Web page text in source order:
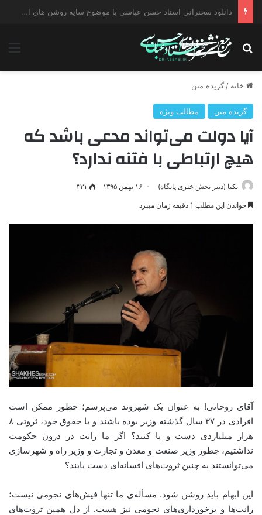
دانلود سخنرانی استاد حسن عباسی با موضوع چهار انتخاب ۱۴۰۰
جستجو برای
خانه / گزیده متن
گزیده متن مطالب ویژه
آیا دولت می‌تواند مدعی باشد که
هیچ ارتباطی با فتنه ندارد؟
یکتا (دبیر بخش خبری پایگاه) ۱۶ بهمن ۱۳۹۵ ۳۳۱
خواندن این مطلب 1 دقیقه زمان میبرد
آقای روحانی! به عنوان یک شهروند می‌پرسم؛ چطور ممکن است
افرادی در ۳۷ سال گذشته وزیر بوده‌ باشند و با حقوق خود، ثروتی ۸
هزار میلیاردی دست و پا کنند؟ اگر ما رانت در درون حکومت
نداشتیم، چطور وزیر صنعت و معدن و تجارت و وزیر راه و شهرسازی
می‌توانستند به چنین ثروت‌های افسانه‌ای دست یابند؟
این ابهام باید روشن شود. مسأله‌ی ما تنها فیش‌های نجومی نیست؛
رانت‌ها و برخورداری‌های نجومی نیز هست. از دل همین ثروت‌های